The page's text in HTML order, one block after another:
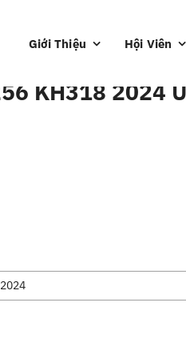
Giới Thiệu Hội Viên
KH318 2024